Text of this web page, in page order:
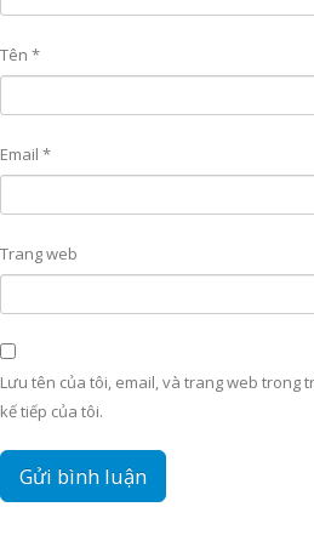
Tên *
Email *
Trang web
Lưu tên của tôi, email, và trang web trong
kế tiếp của tôi.